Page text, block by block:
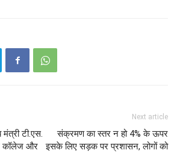
टी.एस.
कॉलेज और
Next article
संक्रमण का स्तर न हो 4% के ऊपर
इसके लिए सड़क पर प्रशासन, लोगों को